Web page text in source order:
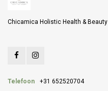
Chicamica Holistic Health & Beauty
Telefoon
+31 652520704